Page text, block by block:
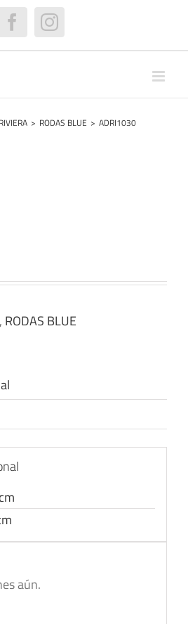
FacebookInstagram
RIVIERA > RODAS BLUE > ADRI1030
, RODAS BLUE
aún.